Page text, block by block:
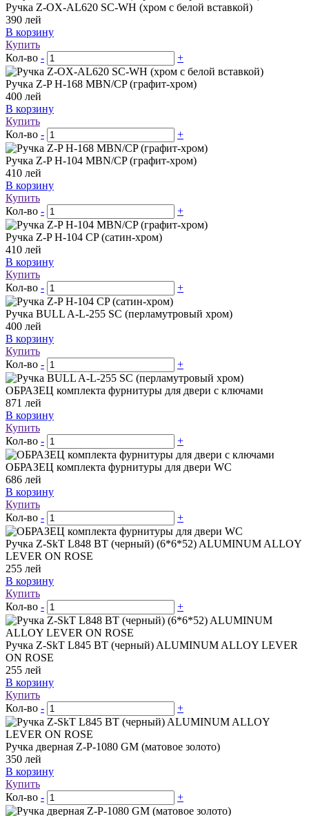
Ручка Z-OX-AL620 SC-WH (хром с белой вставкой)
390 лей
В корзину
Купить
Кол-во - +
Ручка Z-P H-168 MBN/CP (графит-хром)
400 лей
В корзину
Купить
Кол-во - +
Ручка Z-P H-104 MBN/CP (графит-хром)
410 лей
В корзину
Купить
Кол-во - +
Ручка Z-P H-104 CP (сатин-хром)
410 лей
В корзину
Купить
Кол-во - +
Ручка BULL A-L-255 SC (перламутровый хром)
400 лей
В корзину
Купить
Кол-во - +
ОБРАЗЕЦ комплекта фурнитуры для двери с ключами
871 лей
В корзину
Купить
Кол-во - +
ОБРАЗЕЦ комплекта фурнитуры для двери WC
686 лей
В корзину
Купить
Кол-во - +
Ручка Z-SkT L848 BT (черный) (6*6*52) ALUMINUM ALLOY
LEVER ON ROSE
255 лей
В корзину
Купить
Кол-во - +
Ручка Z-SkT L845 BT (черный) ALUMINUM ALLOY LEVER
ON ROSE
255 лей
В корзину
Купить
Кол-во - +
Ручка дверная Z-P-1080 GM (матовое золото)
350 лей
В корзину
Купить
Кол-во - +